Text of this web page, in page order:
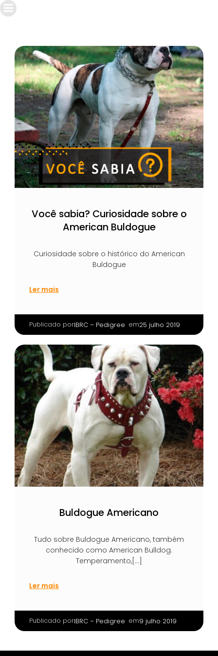
Você sabia? Curiosidade sobre o
American Buldogue
Curiosidade sobre o histórico do American
Buldogue
Ler mais
Publicado porIBRC – Pedigree em25 julho 2019
Buldogue Americano
Tudo sobre Buldogue Americano, também
conhecido como American Bulldog.
Temperamento,[…]
Ler mais
Publicado porIBRC – Pedigree em9 julho 2019